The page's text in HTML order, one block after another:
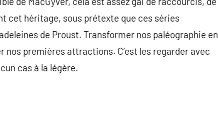
cet héritage, sous prétexte que ces séries
de Proust. Transformer nos paléographie en
nos premières attractions. C’est les regarder avec
cas à la légère.